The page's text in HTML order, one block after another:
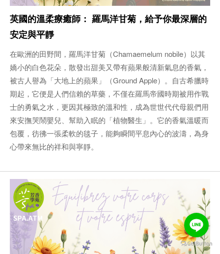
英國的溫柔療癒師： 羅馬洋甘菊，給予你最深層的
安定與平靜
在歐洲的田野間，羅馬洋甘菊（Chamaemelum nobile）以其
嬌小的白色花朵，散發出甜美又帶有蘋果般清新氣息的香氣，
被古人譽為「大地上的蘋果」（Ground Apple）。自古希臘時
期起，它便是人們信賴的草藥，不僅在羅馬帝國時期被用作戰
士的勇氣之水，更因其極致的溫和性，成為世世代代母親們用
來安撫哭鬧嬰兒、幫助入眠的「植物醫生」。它的香氣溫暖而
包覆，彷彿一張柔軟的毯子，能夠瞬間平息內心的波濤，為身
心帶來無比的祥和與寧靜。